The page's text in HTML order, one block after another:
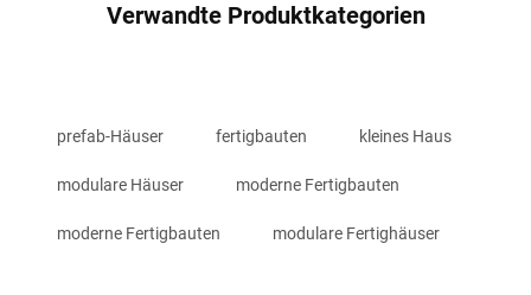
Verwandte Produktkategorien
prefab-Häuser fertigbauten kleines Haus
modulare Häuser moderne Fertigbauten
moderne Fertigbauten modulare Fertighäuser